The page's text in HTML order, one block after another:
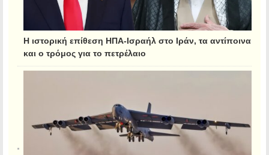
Η ιστορική επίθεση ΗΠΑ-Ισραήλ στο Ιράν, τα αντίποινα
και ο τρόμος για το πετρέλαιο